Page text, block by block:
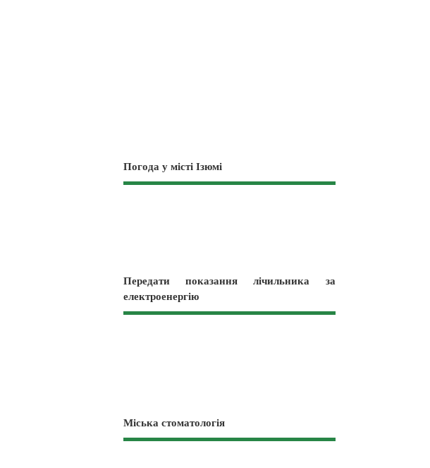
Погода у місті Ізюмі
Передати показання лічильника за
електроенергію
Міська стоматологія